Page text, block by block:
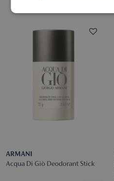
ARMANI
Acqua Di Giò Deodorant Stick